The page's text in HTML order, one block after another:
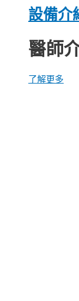
設備介
醫師
了解更多